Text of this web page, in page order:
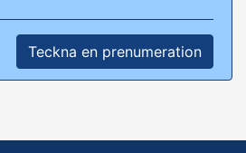
Teckna en prenumeration